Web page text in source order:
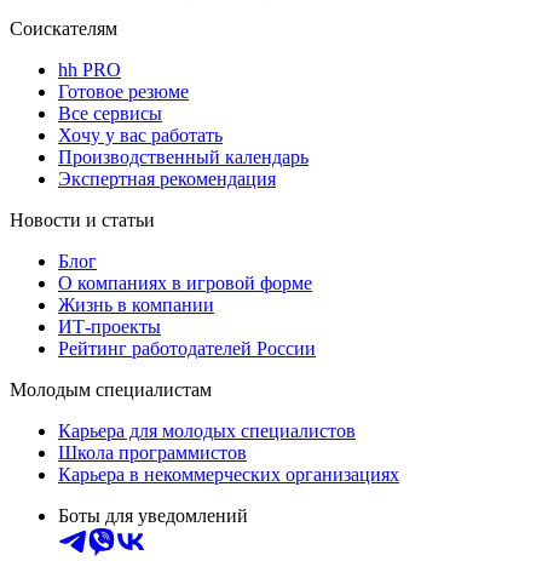
Соискателям
hh PRO
Готовое резюме
Все сервисы
Хочу у вас работать
Производственный календарь
Экспертная рекомендация
Новости и статьи
Блог
О компаниях в игровой форме
Жизнь в компании
ИТ-проекты
Рейтинг работодателей России
Молодым специалистам
Карьера для молодых специалистов
Школа программистов
Карьера в некоммерческих организациях
Боты для уведомлений